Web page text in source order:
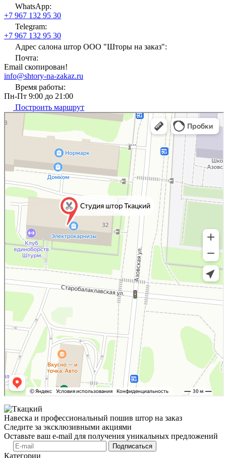
WhatsApp:
+7 967 132 95 30
Telegram:
+7 967 132 95 30
Адрес салона штор ООО "Шторы на заказ":
Почта:
Email скопирован!
info@shtory-na-zakaz.ru
Время работы:
Пн-Пт 9:00 до 21:00
Построить маршрут
Навеска и профессиональный пошив штор на заказ
Следите за эксклюзивными акциями
Оставьте ваш e-mail для получения уникальных предложений
Подписаться
Категории